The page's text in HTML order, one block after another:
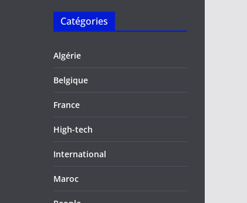
Catégories
Algérie
Belgique
France
High-tech
International
Maroc